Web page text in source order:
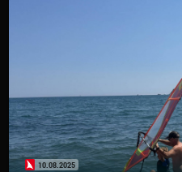
10.08.2025